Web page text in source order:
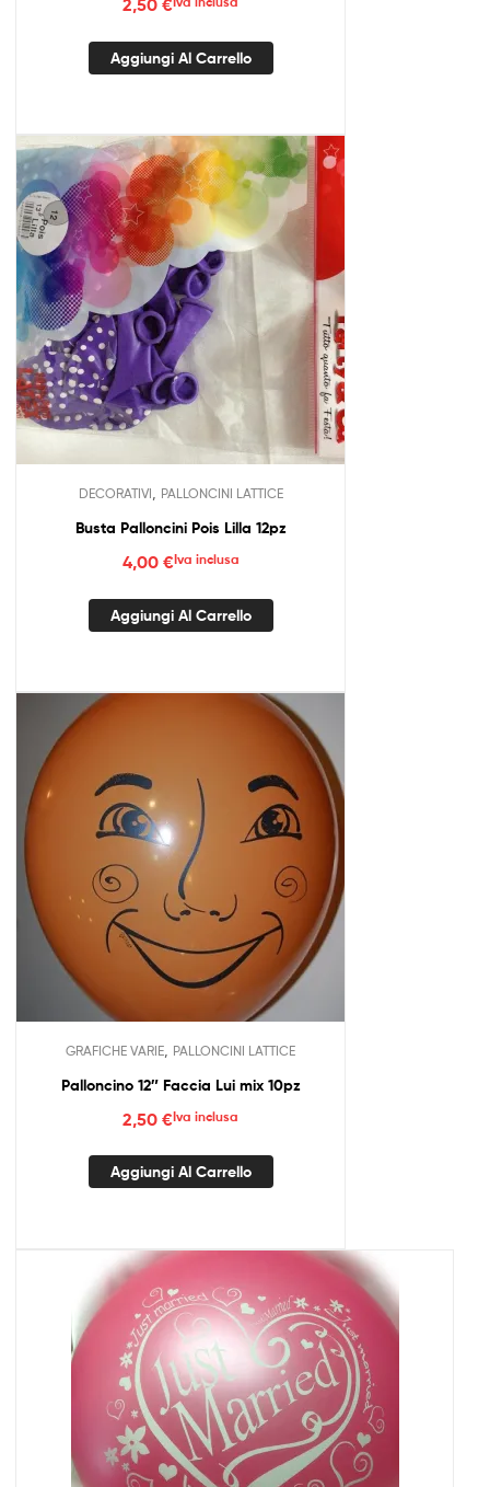
2,50 €
Aggiungi Al Carrello
DECORATIVI PALLONCINI LATTICE
Busta Palloncini Pois Lilla 12pz
4,00 €Iva inclusa
Aggiungi Al Carrello
GRAFICHE VARIE PALLONCINI LATTICE
Palloncino 12″ Faccia Lui mix 10pz
2,50 €Iva inclusa
Aggiungi Al Carrello